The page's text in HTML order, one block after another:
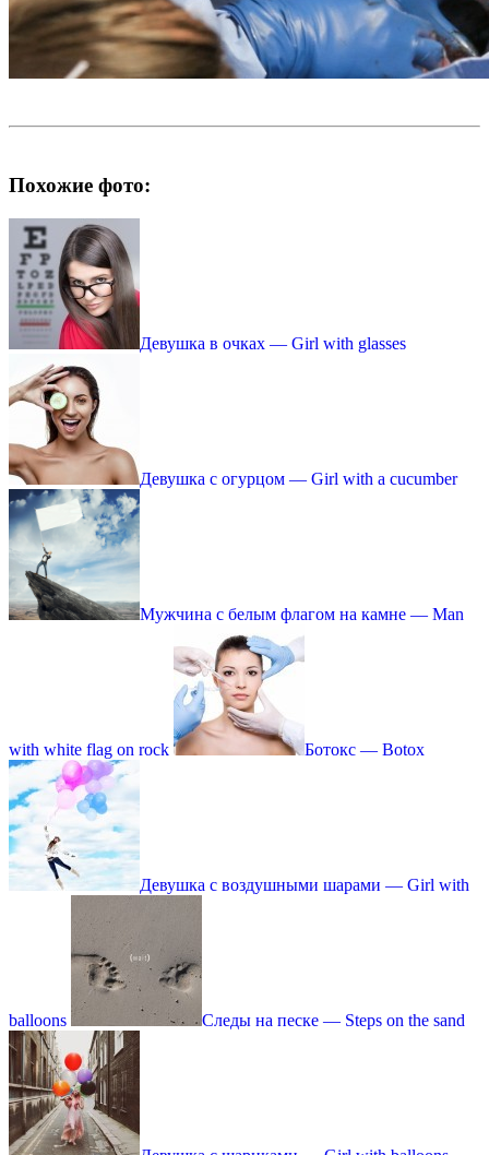
Похожие фото:
Девушка в очках — Girl with glasses
Девушка с огурцом — Girl with a cucumber
Мужчина с белым флагом на камне — Man
with white flag on rock Ботокс — Botox
Девушка с воздушными шарами — Girl with
balloons Следы на песке — Steps on the sand